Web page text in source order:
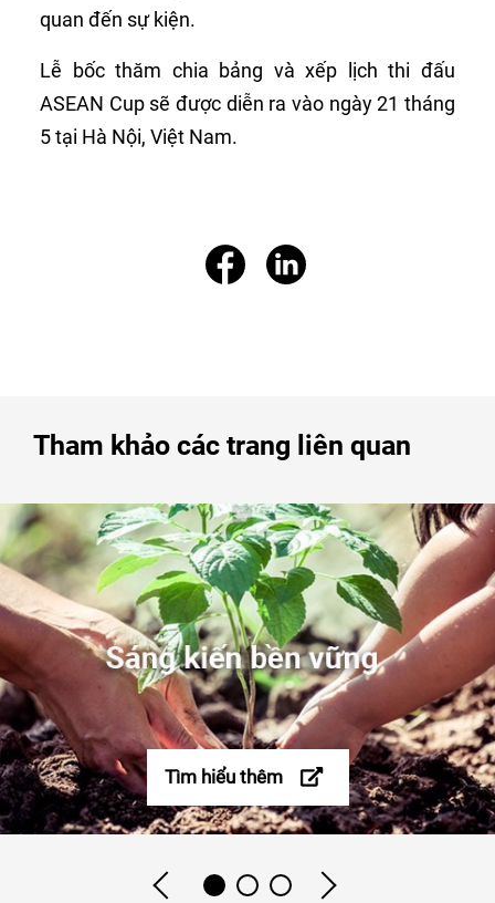
quan đến sự kiện.
Lễ bốc thăm chia bảng và xếp lịch thi đấu
ASEAN Cup sẽ được diễn ra vào ngày 21 tháng
5 tại Hà Nội, Việt Nam.
Tham khảo các trang liên quan
Tìm hiểu thêm